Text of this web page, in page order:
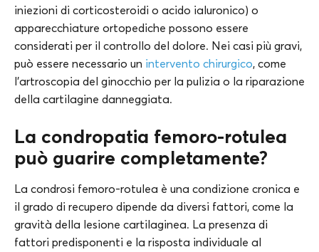
iniezioni di corticosteroidi o acido ialuronico) o
apparecchiature ortopediche possono essere
considerati per il controllo del dolore. Nei casi più gravi,
può essere necessario un intervento chirurgico, come
l’artroscopia del ginocchio per la pulizia o la riparazione
della cartilagine danneggiata.
La condropatia femoro-rotulea
può guarire completamente?
La condrosi femoro-rotulea è una condizione cronica e
il grado di recupero dipende da diversi fattori, come la
gravità della lesione cartilaginea. La presenza di
fattori predisponenti e la risposta individuale al